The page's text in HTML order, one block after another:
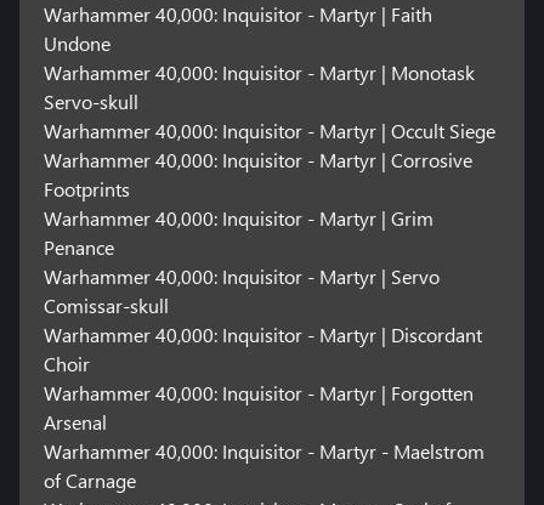
Warhammer 40,000: Inquisitor - Martyr | Faith
Undone
Warhammer 40,000: Inquisitor - Martyr | Monotask
Servo-skull
Warhammer 40,000: Inquisitor - Martyr | Occult Siege
Warhammer 40,000: Inquisitor - Martyr | Corrosive
Footprints
Warhammer 40,000: Inquisitor - Martyr | Grim
Penance
Warhammer 40,000: Inquisitor - Martyr | Servo
Comissar-skull
Warhammer 40,000: Inquisitor - Martyr | Discordant
Choir
Warhammer 40,000: Inquisitor - Martyr | Forgotten
Arsenal
Warhammer 40,000: Inquisitor - Martyr - Maelstrom
of Carnage